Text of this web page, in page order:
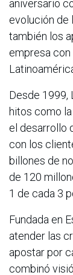
aniversario
evolución de
también los
empresa
Desde 1999,
hitos como
el desarrollo
con los
billones de
de 120
1 de cada 3
Fundada en
atender las
apostar por
combinó